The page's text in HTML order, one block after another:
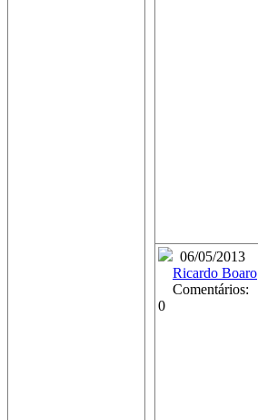
06/05/2013
Ricardo Boaro
Comentários:
0